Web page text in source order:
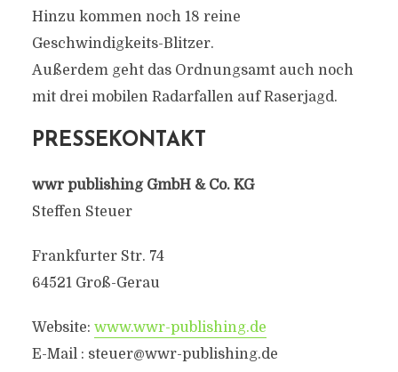
Hinzu kommen noch 18 reine
Geschwindigkeits-Blitzer.
Außerdem geht das Ordnungsamt auch noch
mit drei mobilen Radarfallen auf Raserjagd.
PRESSEKONTAKT
wwr publishing GmbH & Co. KG
Steffen Steuer
Frankfurter Str. 74
64521 Groß-Gerau
Website: www.wwr-publishing.de
E-Mail : steuer@wwr-publishing.de